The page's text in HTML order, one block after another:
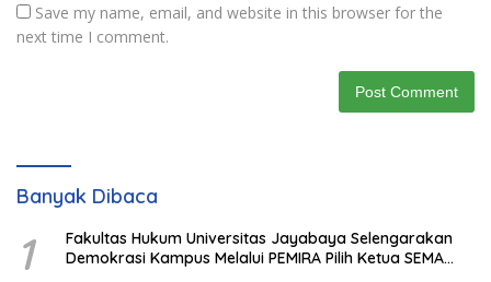
Save my name, email, and website in this browser for the
next time I comment.
Banyak Dibaca
1
Fakultas Hukum Universitas Jayabaya Selengarakan
Demokrasi Kampus Melalui PEMIRA Pilih Ketua SEMA